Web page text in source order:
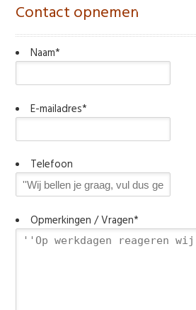
Contact opnemen
Naam*
E-mailadres*
Telefoon
Opmerkingen / Vragen*